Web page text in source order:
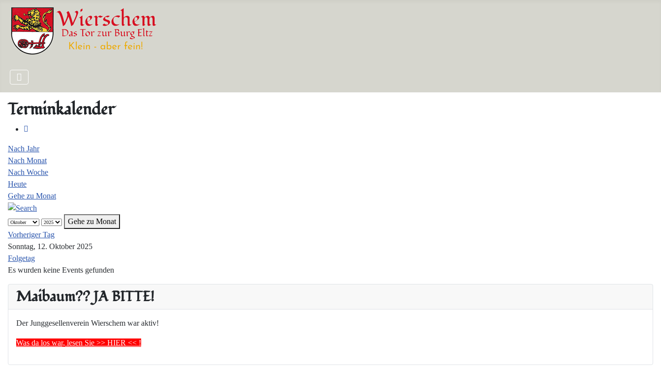
Maibaum?? JA BITTE!
Der Junggesellenverein Wierschem war aktiv!
Was da los war, lesen Sie >> HIER << !
Terminkalender
Nach Jahr
Nach Monat
Nach Woche
Heute
Gehe zu Monat
Gehe zu Monat
Vorheriger Tag
Sonntag, 12. Oktober 2025
Folgetag
Es wurden keine Events gefunden